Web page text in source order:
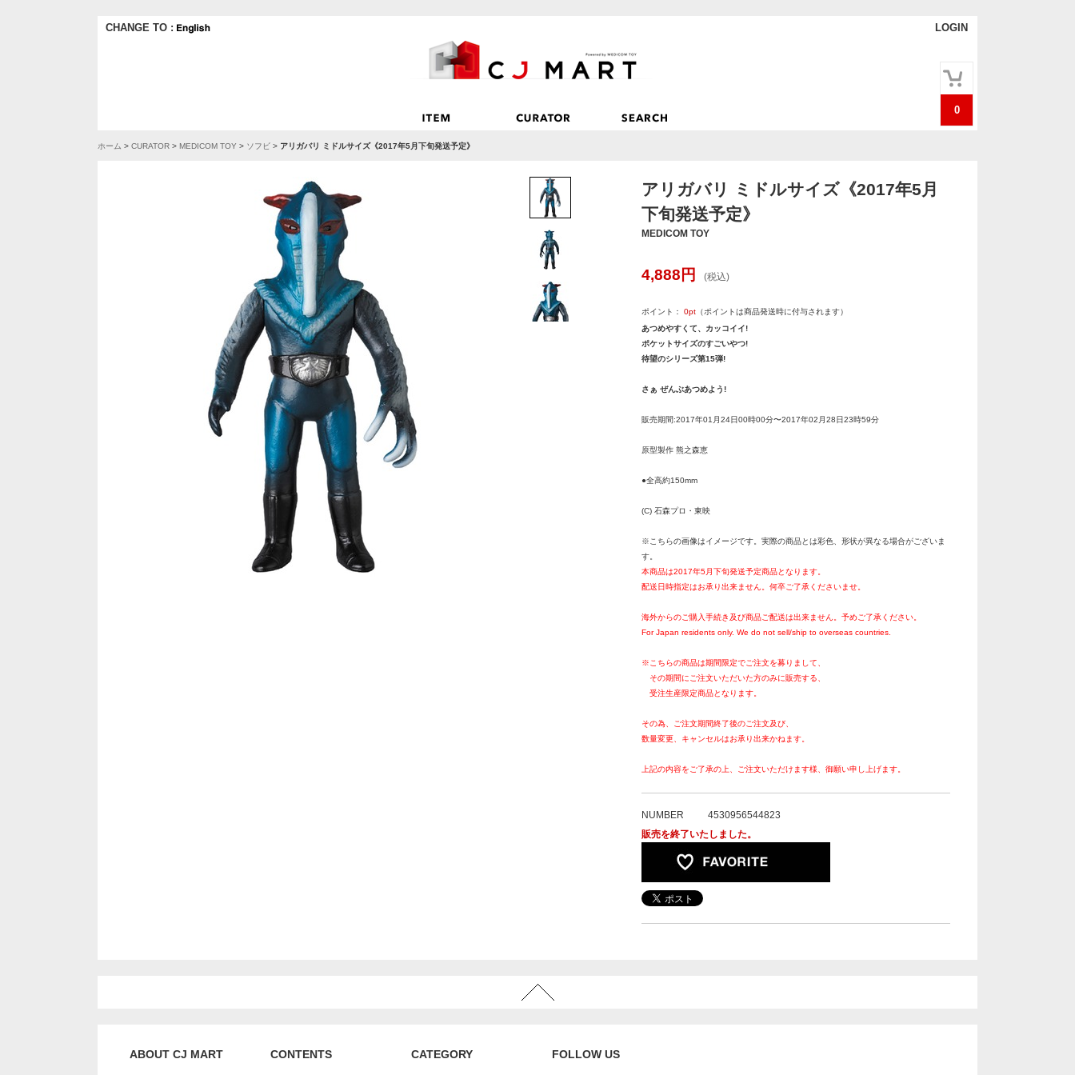
CHANGE TO : LOGIN
0
ホーム > CURATOR > MEDICOM TOY > ソフビ > アリガバリ ミドルサイズ《2017年5月下旬発送予定》
アリガバリ ミドルサイズ《2017年5月
下旬発送予定》
MEDICOM TOY
4,888 円 (税込)
ポイント： 0pt （ポイントは商品発送時に付与されます）
あつめやすくて、カッコイイ!
ポケットサイズのすごいやつ!
待望のシリーズ第15弾!
さぁ ぜんぶあつめよう!
販売期間:2017年01月24日00時00分〜2017年02月28日23時59分
原型製作 熊之森恵
●全高約150mm
(C) 石森プロ・東映
※こちらの画像はイメージです。実際の商品とは彩色、形状が異なる場合がございま
す。
本商品は2017年5月下旬発送予定商品となります。
配送日時指定はお承り出来ません。何卒ご了承くださいませ。
海外からのご購入手続き及び商品ご配送は出来ません。予めご了承ください。
For Japan residents only. We do not sell/ship to overseas countries.
※こちらの商品は期間限定でご注文を募りまして、
その期間にご注文いただいた方のみに販売する、
受注生産限定商品となります。
その為、ご注文期間終了後のご注文及び、
数量変更、キャンセルはお承り出来かねます。
上記の内容をご了承の上、ご注文いただけます様、御願い申し上げます。
NUMBER
4530956544823
販売を終了いたしました。
ABOUT CJ MART CONTENTS CATEGORY FOLLOW US